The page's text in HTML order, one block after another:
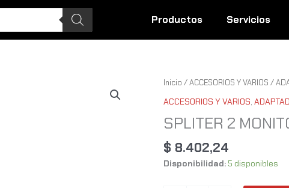
Productos Servicios
Inicio /ACCESORIOS Y VARIOS /
ACCESORIOS Y VARIOS,
SPLITER 2
$ 8.402,24
Disponibilidad: 5 disponibles
SPLITER
HDMI